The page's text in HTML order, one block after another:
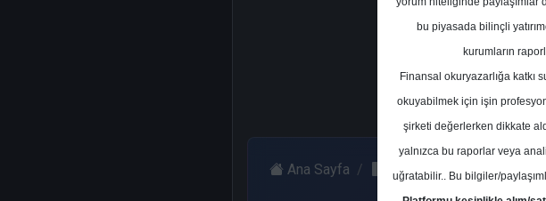
Ana Sayfa Yatırım Finansman
bu piyasada bilinçli
kurumların
Finansal okuryazarlığa katkı
okuyabilmek için işin
şirketi değerlerken dikkate
yalnızca bu raporlar veya
uğratabilir.. Bu bilgiler/